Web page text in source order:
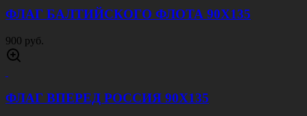
ФЛАГ БАЛТИЙСКОГО ФЛОТА 90Х135
900 руб.
ФЛАГ ВПЕРЕД РОССИЯ 90Х135